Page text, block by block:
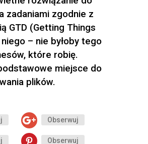
zadaniami zgodnie z
GTD (Getting Things
– nie byłoby tego
które robię.
miejsce do
plików.
Obserwuj
Obserwuj